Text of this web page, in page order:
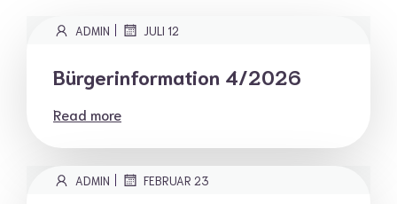
ADMIN | JULI 12
Bürgerinformation 4/2026
Read more
ADMIN | FEBRUAR 23